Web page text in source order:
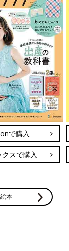
で購入
スで購入
本